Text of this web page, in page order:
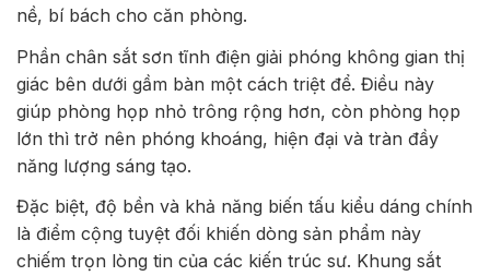
nề, bí bách cho căn phòng.
Phần chân sắt sơn tĩnh điện giải phóng không gian thị
giác bên dưới gầm bàn một cách triệt để. Điều này
giúp phòng họp nhỏ trông rộng hơn, còn phòng họp
lớn thì trở nên phóng khoáng, hiện đại và tràn đầy
năng lượng sáng tạo.
Đặc biệt, độ bền và khả năng biến tấu kiểu dáng chính
là điểm cộng tuyệt đối khiến dòng sản phẩm này
chiếm trọn lòng tin của các kiến trúc sư. Khung sắt